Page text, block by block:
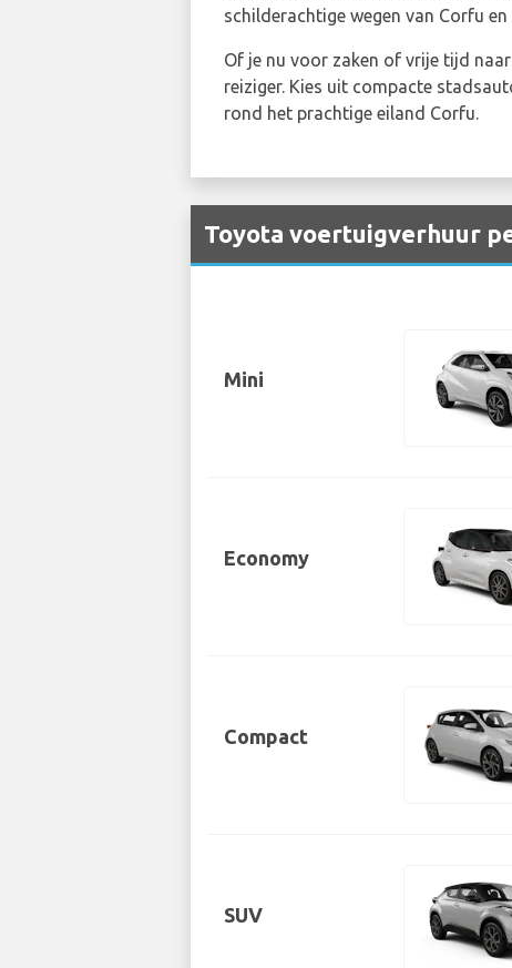
schilderachtige wegen van Corfu
Of je nu voor zaken of vrije tijd
reiziger. Kies uit compacte
rond het prachtige eiland Corfu.
Toyota voertuigverhuur
Mini
Economy
Compact
SUV